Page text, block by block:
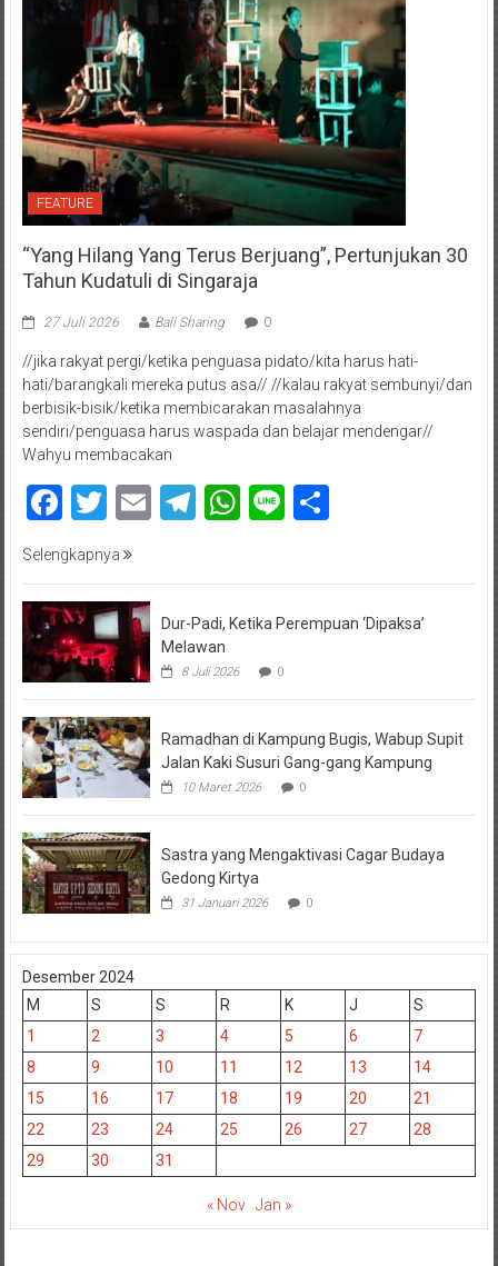
FEATURE
“Yang Hilang Yang Terus Berjuang”, Pertunjukan 30
Tahun Kudatuli di Singaraja
27 Juli 2026 Bali Sharing 0
//jika rakyat pergi/ketika penguasa pidato/kita harus hati-
hati/barangkali mereka putus asa// //kalau rakyat sembunyi/dan
berbisik-bisik/ketika membicarakan masalahnya
sendiri/penguasa harus waspada dan belajar mendengar//
Wahyu membacakan
Facebook
Twitter
EmailTelegram
WhatsApp
LineShare
Selengkapnya
Dur-Padi, Ketika Perempuan ‘Dipaksa’
Melawan
8 Juli 2026 0
Ramadhan di Kampung Bugis, Wabup Supit
Jalan Kaki Susuri Gang-gang Kampung
10 Maret 2026 0
Sastra yang Mengaktivasi Cagar Budaya
Gedong Kirtya
31 Januari 2026 0
Desember 2024
M
S S R K J
S
1
2 3 4 5 6
7
8
9 10 11 12 13
14
15
16 17 18 19 20
21
22
23 24 25 26 27
28
29
30 31
« Nov Jan »